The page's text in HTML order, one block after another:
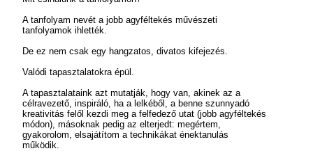
A tanfolyam nevét a jobb agyféltekés művészeti
tanfolyamok ihlették.
De ez nem csak egy hangzatos, divatos kifejezés.
Valódi tapasztalatokra épül.
A tapasztalataink azt mutatják, hogy van, akinek az a
célravezető, inspiráló, ha a lelkéből, a benne szunnyadó
kreativitás felől kezdi meg a felfedező utat (jobb agyféltekés
módon), másoknak pedig az elterjedt: megértem,
gyakorolom, elsajátítom a technikákat énektanulás
működik.